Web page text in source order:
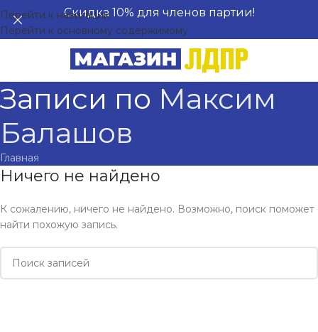
Перейти к навигации
Перейти к основному содержимому
Скидка 10% для членов партии!
Записи по Максим
Балашов
Главная
Ничего не найдено
К сожалению, ничего не найдено. Возможно, поиск поможет
найти похожую запись.